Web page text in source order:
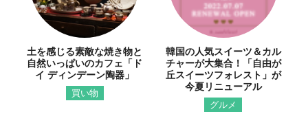
土を感じる素敵な焼き物と
自然いっぱいのカフェ「ド
イ ディンデーン陶器」
買い物
韓国の人気スイーツ＆カル
チャーが大集合！「自由が
丘スイーツフォレスト」が
今夏リニューアル
グルメ